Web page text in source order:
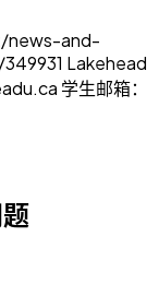
news-and-
Lakehead
学生邮箱：